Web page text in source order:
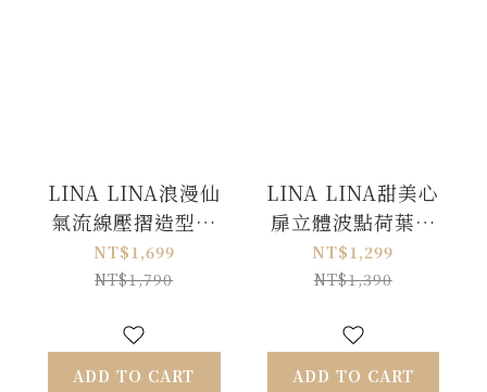
LINA LINA浪漫仙
氣流線壓摺造型洋
裝附繞帶-優雅米白
NT$1,699
NT$1,790
ADD TO CART
LINA LINA甜美心
扉立體波點荷葉花
朵洋裝附繞帶-浪漫
紫
NT$1,299
NT$1,390
ADD TO CART